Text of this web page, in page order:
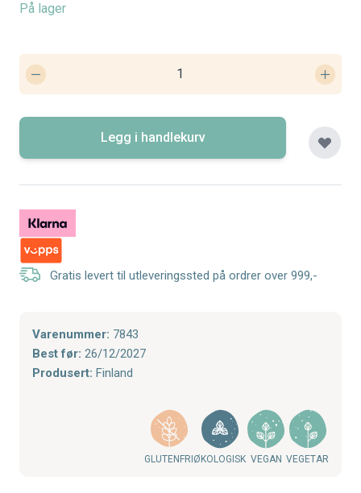
På lager
Legg i handlekurv
Gratis levert til utleveringssted på ordrer over 999,-
Varenummer: 7843
Best før: 26/12/2027
Produsert: Finland
GLUTENFRI ØKOLOGISK VEGAN VEGETAR